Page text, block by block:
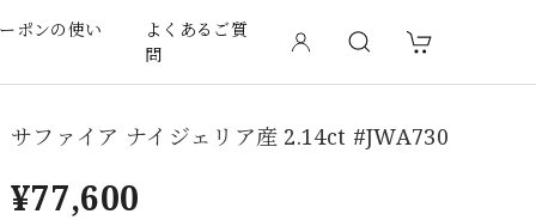
ポンの使い
よくあるご質
問
サファイア ナイジェリア産 2.14ct #JWA730
¥77,600